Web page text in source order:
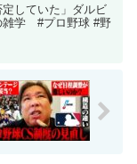
定していた」ダルビ
雑学 #プロ野球 #野